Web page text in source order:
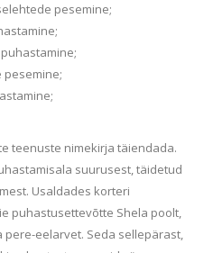
pesemine;
pesemine;
teenuste nimekirja täiendada.
suurusest, täidetud
Usaldades korteri
puhastusettevõtte Shela poolt,
eelarvet. Seda sellepärast,